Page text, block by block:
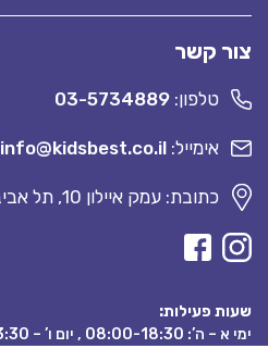
צור קשר
טלפון: 03-5734889
אימייל: info@kidsbest.co.il
כתובת: עמק איילון 10, תל אביב.
שעות פעילות:
ימי א – ה’: 08:00-18:30 , יום ו’ – 08:00-13:30